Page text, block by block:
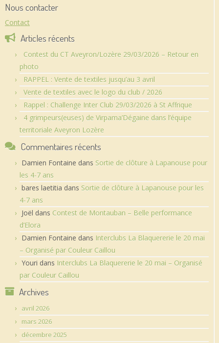
Nous contacter
Contact
Articles récents
Contest du CT Aveyron/Lozère 29/03/2026 – Retour en
photo
RAPPEL : Vente de textiles jusqu’au 3 avril
Vente de textiles avec le logo du club / 2026
Rappel : Challenge Inter Club 29/03/2026 à St Affrique
4 grimpeurs(euses) de Virpama’Dégaine dans l’équipe
territoriale Aveyron Lozère
Commentaires récents
Damien Fontaine dans Sortie de clôture à Lapanouse pour
les 4-7 ans
bares laetitia dans Sortie de clôture à Lapanouse pour les
4-7 ans
Joël dans Contest de Montauban – Belle performance
d’Elora
Damien Fontaine dans Interclubs La Blaquererie le 20 mai
– Organisé par Couleur Caillou
Youri dans Interclubs La Blaquererie le 20 mai – Organisé
par Couleur Caillou
Archives
avril 2026
mars 2026
décembre 2025